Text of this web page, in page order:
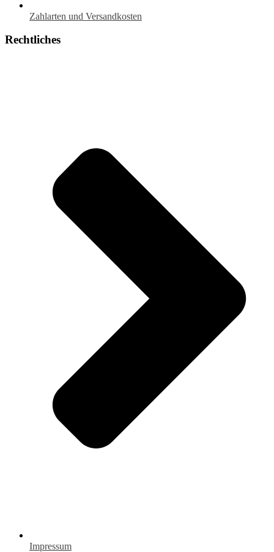
Zahlarten und Versandkosten
Rechtliches
Impressum